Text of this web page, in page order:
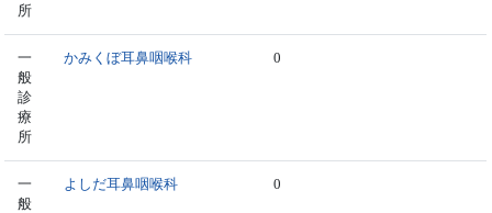
所
一
般
診
療
所
かみくぼ耳鼻咽喉科 0
一
般
よしだ耳鼻咽喉科 0